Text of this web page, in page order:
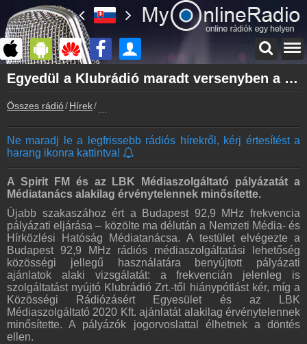
Főoldal
myonlineradio.hu
Bejelentkezés
Kapcsolat
Írj nekünk!
Partnerek
Rádiós partnerek
Rádió beágyazás
Ágyazd be weboldaladba
Online rádió készítés
Készítés lépésről lépésre
Egyedül a Klubrádió maradt versenyben a 92,9 MHz pályázatán
Összes rádió Hírek
Ne maradj le a legfrissebb rádiós hírekről, kérj értesítést a
harang ikonra kattintva!
A Spirit FM és az LBK Médiaszolgáltató pályázatát a
Médiatanács alakilag érvénytelennek minősítette.
Újabb szakaszához ért a Budapest 92,9 MHz frekvencia
pályázati eljárása – közölte ma délután a Nemzeti Média- és
Hírközlési Hatóság Médiatanácsa. A testület elvégezte a
Budapest 92,9 MHz rádiós médiaszolgáltatási lehetőség
közösségi jellegű használatára benyújtott pályázati
ajánlatok alaki vizsgálatát: a frekvencián jelenleg is
szolgáltatást nyújtó Klubrádió Zrt.-től hiánypótlást kér, míg a
Közösségi Rádiózásért Egyesület és az LBK
Médiaszolgáltató 2020 Kft. ajánlatát alakilag érvénytelennek
minősítette. A pályázók jogorvoslattal élhetnek a döntés
ellen.